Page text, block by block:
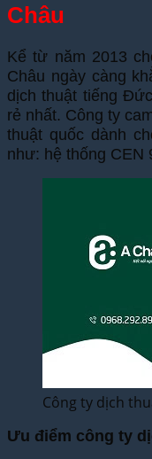
Châu
Kể từ năm 2013
Châu ngày càng
dịch thuật tiếng
rẻ nhất. Công ty
thuật quốc dành
như: hệ thống CEN
Công ty dịch
Ưu điểm công ty